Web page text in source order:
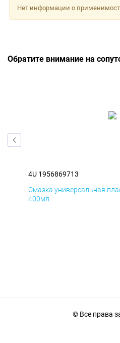
Нет информации о
Обратите внимание на
4U 1956869713
Смазка универсальная
400мл
© Все права